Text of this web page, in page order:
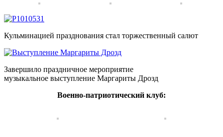
Кульминацией празднования стал торжественный салют
Завершило праздничное мероприятие
музыкальное выступление Маргариты Дрозд
Военно-патриотический клуб: